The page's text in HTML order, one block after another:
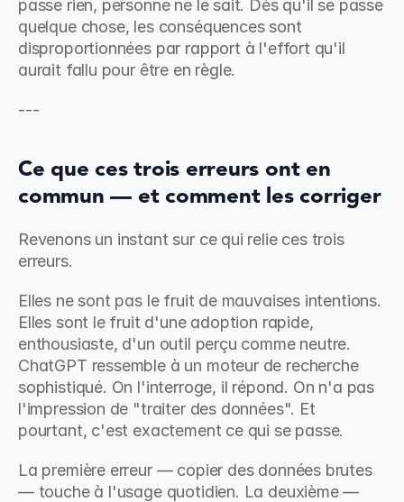
passe rien, personne ne le sait. Dès qu'il se passe
quelque chose, les conséquences sont
disproportionnées par rapport à l'effort qu'il
aurait fallu pour être en règle.
---
Ce que ces trois erreurs ont en
commun — et comment les corriger
Revenons un instant sur ce qui relie ces trois
erreurs.
Elles ne sont pas le fruit de mauvaises intentions.
Elles sont le fruit d'une adoption rapide,
enthousiaste, d'un outil perçu comme neutre.
ChatGPT ressemble à un moteur de recherche
sophistiqué. On l'interroge, il répond. On n'a pas
l'impression de "traiter des données". Et
pourtant, c'est exactement ce qui se passe.
La première erreur — copier des données brutes
— touche à l'usage quotidien. La deuxième —